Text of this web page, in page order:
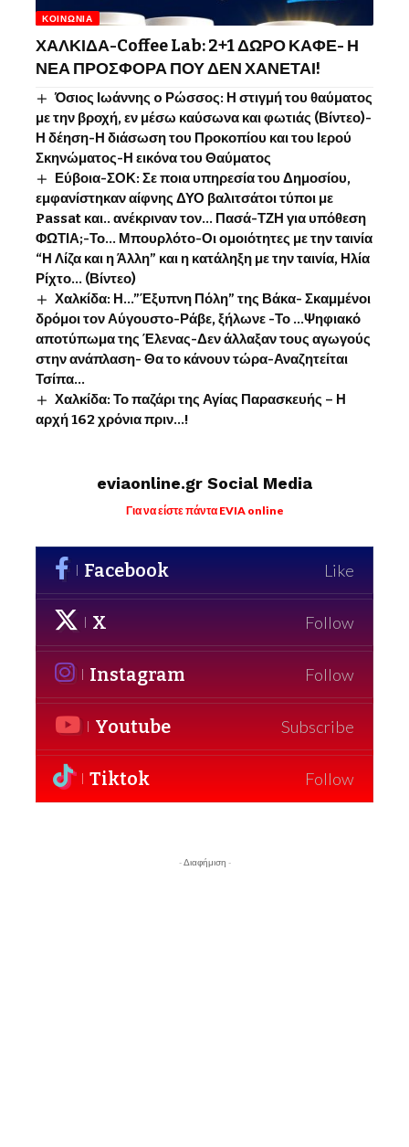
ΚΟΙΝΩΝΊΑ
ΧΑΛΚΙΔΑ-Coffee Lab: 2+1 ΔΩΡΟ ΚΑΦΕ- Η
ΝΕΑ ΠΡΟΣΦΟΡΑ ΠΟΥ ΔΕΝ ΧΑΝΕΤΑΙ!
Όσιος Ιωάννης o Ρώσσος: Η στιγμή του θαύματος
με την βροχή, εν μέσω καύσωνα και φωτιάς (Βίντεο)-
Η δέηση-Η διάσωση του Προκοπίου και του Ιερού
Σκηνώματος-Η εικόνα του Θαύματος
Εύβοια-ΣΟΚ: Σε ποια υπηρεσία του Δημοσίου,
εμφανίστηκαν αίφνης ΔΥΟ βαλιτσάτοι τύποι με
Passat και.. ανέκριναν τον… Πασά-ΤΖΗ για υπόθεση
ΦΩΤΙΑ;-Το… Μπουρλότο-Οι ομοιότητες με την ταινία
“Η Λίζα και η Άλλη” και η κατάληξη με την ταινία, Ηλία
Ρίχτο… (Βίντεο)
Χαλκίδα: Η…”Έξυπνη Πόλη” της Βάκα- Σκαμμένοι
δρόμοι τον Αύγουστο-Ράβε, ξήλωνε -Το …Ψηφιακό
αποτύπωμα της Έλενας-Δεν άλλαξαν τους αγωγούς
στην ανάπλαση- Θα το κάνουν τώρα-Αναζητείται
Τσίπα…
Χαλκίδα: Το παζάρι της Αγίας Παρασκευής – Η
αρχή 162 χρόνια πριν…!
eviaonline.gr Social Media
Για να είστε πάντα EVIA online
Facebook Like
X Follow
Instagram Follow
Youtube Subscribe
Tiktok Follow
- Διαφήμιση -